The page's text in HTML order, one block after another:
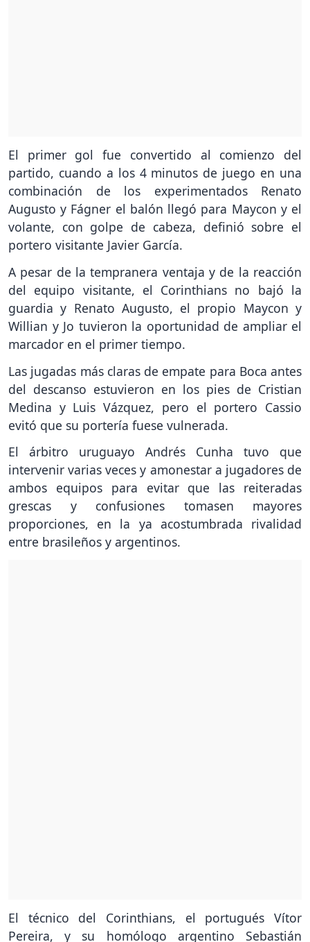
El primer gol fue convertido al comienzo del
partido, cuando a los 4 minutos de juego en una
combinación de los experimentados Renato
Augusto y Fágner el balón llegó para Maycon y el
volante, con golpe de cabeza, definió sobre el
portero visitante Javier García.
A pesar de la tempranera ventaja y de la reacción
del equipo visitante, el Corinthians no bajó la
guardia y Renato Augusto, el propio Maycon y
Willian y Jo tuvieron la oportunidad de ampliar el
marcador en el primer tiempo.
Las jugadas más claras de empate para Boca antes
del descanso estuvieron en los pies de Cristian
Medina y Luis Vázquez, pero el portero Cassio
evitó que su portería fuese vulnerada.
El árbitro uruguayo Andrés Cunha tuvo que
intervenir varias veces y amonestar a jugadores de
ambos equipos para evitar que las reiteradas
grescas y confusiones tomasen mayores
proporciones, en la ya acostumbrada rivalidad
entre brasileños y argentinos.
El técnico del Corinthians, el portugués Vítor
Pereira, y su homólogo argentino Sebastián